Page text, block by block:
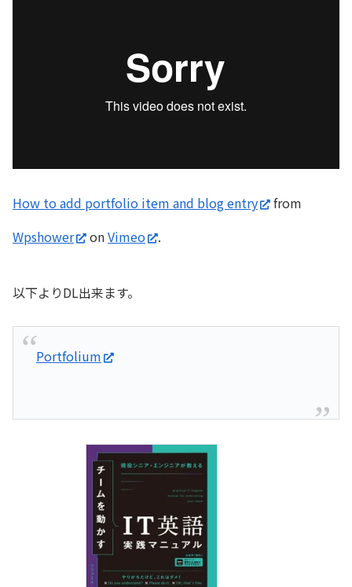
How to add portfolio item and blog entry
from
Wpshower
onVimeo .
以下よりDL出来ます。
Portfolium